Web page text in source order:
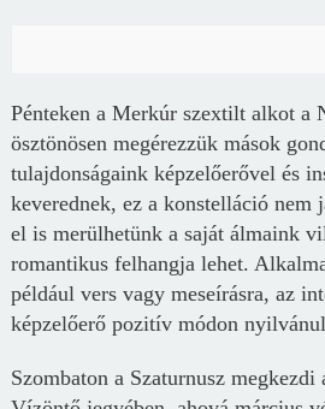
Pénteken a Merkúr szextilt alkot a
ösztönösen megérezzük mások
tulajdonságaink képzelőerővel és
keverednek, ez a konstelláció nem
el is merülhetünk a saját álmaink
romantikus felhangja lehet.
például vers vagy meseírásra, az
képzelőerő pozitív módon
Szombaton a Szaturnusz megkezdi